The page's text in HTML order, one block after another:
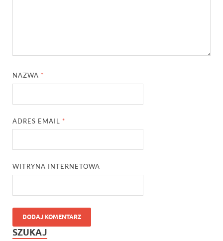
NAZWA *
ADRES EMAIL *
WITRYNA INTERNETOWA
SZUKAJ